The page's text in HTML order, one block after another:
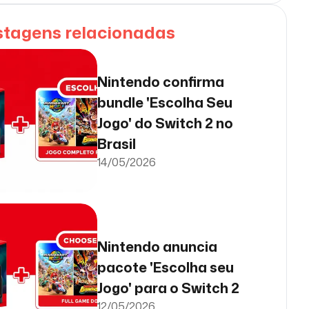
relacionadas
Nintendo confirma
bundle 'Escolha Seu
Jogo' do Switch 2 no
Brasil
14/05/2026
Nintendo anuncia
pacote 'Escolha seu
Jogo' para o Switch 2